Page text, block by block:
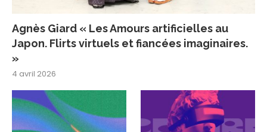
Agnès Giard « Les Amours artificielles au
Japon. Flirts virtuels et fiancées imaginaires.
»
4 avril 2026